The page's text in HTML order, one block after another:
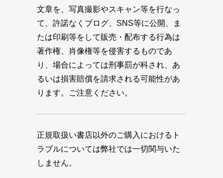
文章を、写真撮影やスキャン等を行なっ
て、許諾なくブログ、SNS等に公開、ま
たは印刷等をして販売・配布する行為は
著作権、肖像権等を侵害するものであ
り、場合によっては刑事罰が科され、あ
るいは損害賠償を請求される可能性があ
ります。ご注意ください。
正規取扱い書店以外のご購入におけるト
ラブルについては弊社では一切関与いた
しません。